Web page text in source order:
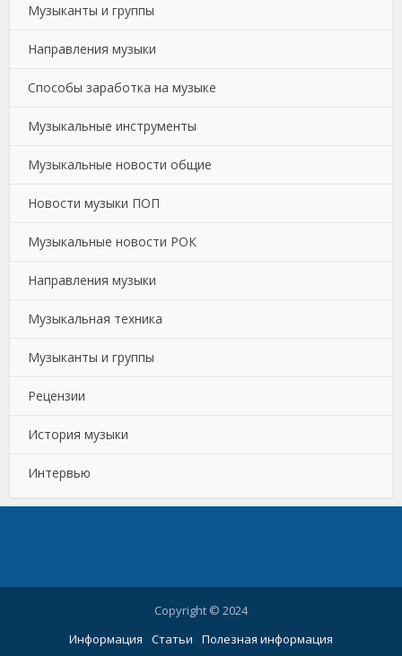
Музыканты и группы
Направления музыки
Способы заработка на музыке
Музыкальные инструменты
Музыкальные новости общие
Новости музыки ПОП
Музыкальные новости РОК
Направления музыки
Музыкальная техника
Музыканты и группы
Рецензии
История музыки
Интервью
Copyright © 2024
Информация
Статьи Полезная информация